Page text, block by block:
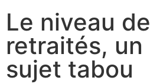
Le niveau
retraités, un
sujet tabou